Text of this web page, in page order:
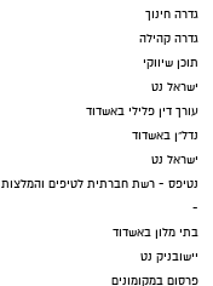
גדרה חינוך
גדרה קהילה
תוכן שיווקי
ישראל נט
עורך דין פלילי באשדוד
נדל"ן באשדוד
ישראל נט
נטיפס - רשת חברתית לטיפים והמלצות
-
בתי מלון באשדוד
יישובניק נט
פרסום במקומונים